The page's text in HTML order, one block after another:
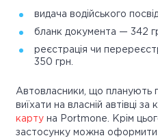
видача водійського
бланк документа — 342
реєстрація чи
350 грн.
Автовласники, що планують
виїхати на власній автівці
карту на Portmone. Крім
застосунку можна оформити